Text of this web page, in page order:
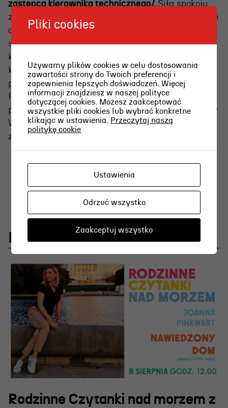
zastępca kierownika technicznego/.Siła spokoju,
zen umysłu i dłoni. Z precyzją maszyny stolarskie
obsługiwać potrafi i z tej technicznej umiejętności
sztukę czyni. Rysuje i buduje sceniczne
konstrukcje, dekoracje, rekwizyty. Stoły czy
krzesła to dla niego oczywistości. Im dziwniejszy
projekt, tym bardziej błyszczące robią się oczy
Piotra. Dla błysku w jego oczach scenografowie
poruszają w sobie pokłady kreacji twórczej, byleby
Warsztaty były zadowolone! My jesteśmy bardzo
zadowoleni. I wdzięczni.
Najnowsze aktualności
Rodzinne Czytanki nad morzem z
Pliki cookies
Używamy plików cookies w celu dostosowania
zawartości strony do Twoich preferencji i
zapewnienia lepszych doświadczeń. Więcej
informacji znajdziesz w naszej polityce
dotyczącej cookies. Możesz zaakceptować
wszystkie pliki cookies lub wybrać konkretne
klikając w ustawienia.
Przeczytaj naszą
politykę cookie
Ustawienia
Odrzuć wszystko
Zaakceptuj wszystko